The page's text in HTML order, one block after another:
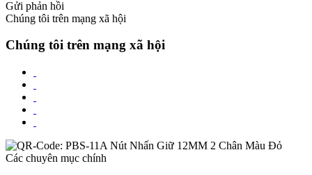
Gửi phản hồi
Chúng tôi trên mạng xã hội
Chúng tôi trên mạng xã hội
Các chuyên mục chính